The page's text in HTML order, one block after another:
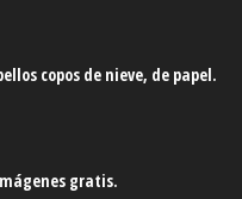
copos de nieve, de papel.
gratis.